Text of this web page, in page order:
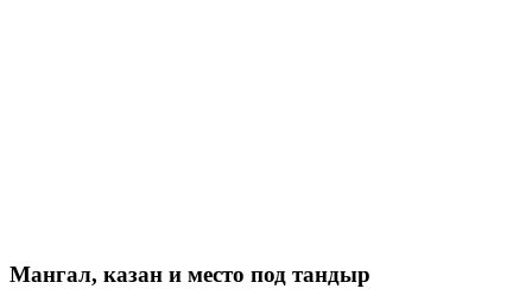
Мангал, казан и место под тандыр